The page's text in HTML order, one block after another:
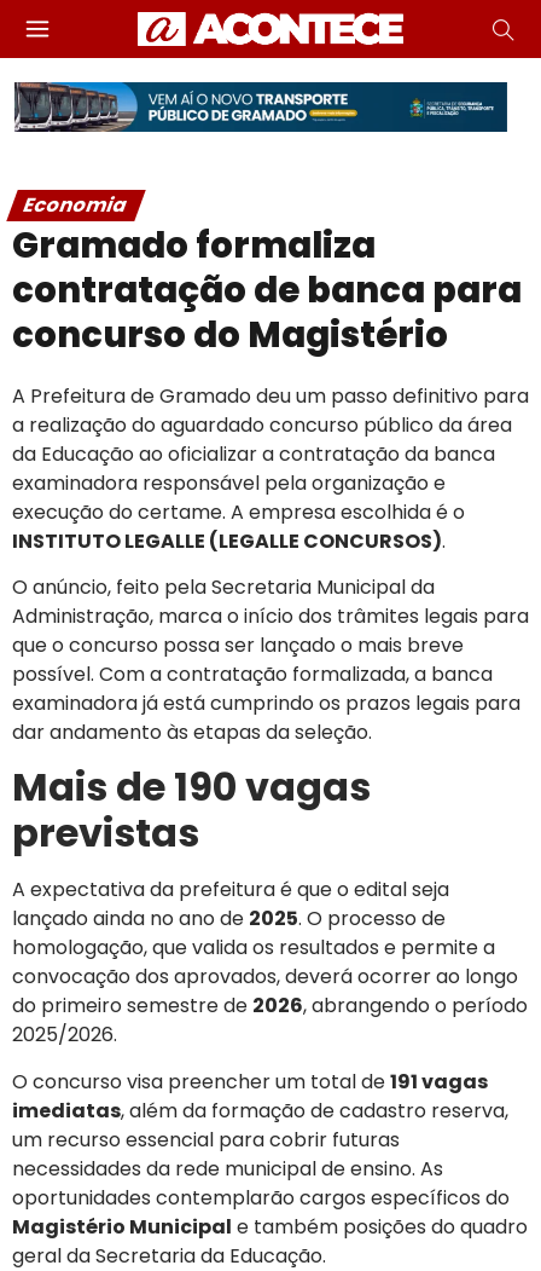
Economia
Gramado formaliza
contratação de banca para
concurso do Magistério
A Prefeitura de Gramado deu um passo definitivo para
a realização do aguardado concurso público da área
da Educação ao oficializar a contratação da banca
examinadora responsável pela organização e
execução do certame. A empresa escolhida é o
INSTITUTO LEGALLE (LEGALLE CONCURSOS).
O anúncio, feito pela Secretaria Municipal da
Administração, marca o início dos trâmites legais para
que o concurso possa ser lançado o mais breve
possível. Com a contratação formalizada, a banca
examinadora já está cumprindo os prazos legais para
dar andamento às etapas da seleção.
Mais de 190 vagas
previstas
A expectativa da prefeitura é que o edital seja
lançado ainda no ano de 2025. O processo de
homologação, que valida os resultados e permite a
convocação dos aprovados, deverá ocorrer ao longo
do primeiro semestre de 2026, abrangendo o período
2025/2026.
O concurso visa preencher um total de191 vagas
imediatas, além da formação de cadastro reserva,
um recurso essencial para cobrir futuras
necessidades da rede municipal de ensino. As
oportunidades contemplarão cargos específicos do
Magistério Municipal e também posições do quadro
geral da Secretaria da Educação.